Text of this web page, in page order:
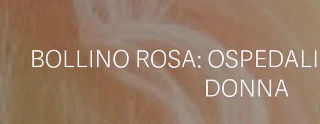
BOLLINO ROSA:
DONNA